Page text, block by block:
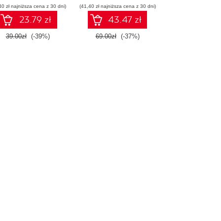
zł najniższa cena z 30 dni)
23.79 zł
39.00zł (-39%)
(41,40 zł najniższa cena z 30 dni)
43.47 zł
69.00zł (-37%)